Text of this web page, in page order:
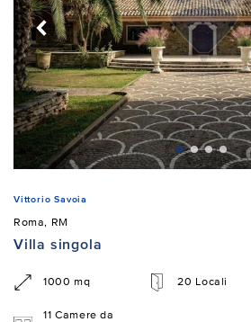
Vittorio Savoia
Roma, RM
Villa singola
1000 mq 20 Locali
11 Camere da